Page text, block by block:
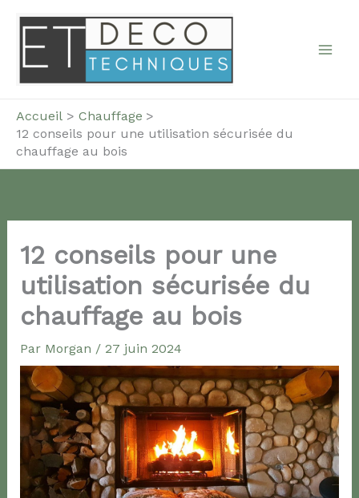
contenu
Accueil
Chauffage
12 conseils pour une utilisation sécurisée du
chauffage au bois
12 conseils pour une
utilisation sécurisée du
chauffage au bois
Par Morgan / 27 juin 2024